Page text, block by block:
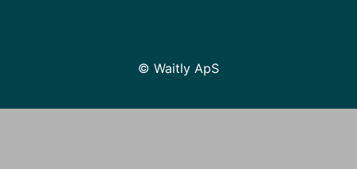
© Waitly ApS